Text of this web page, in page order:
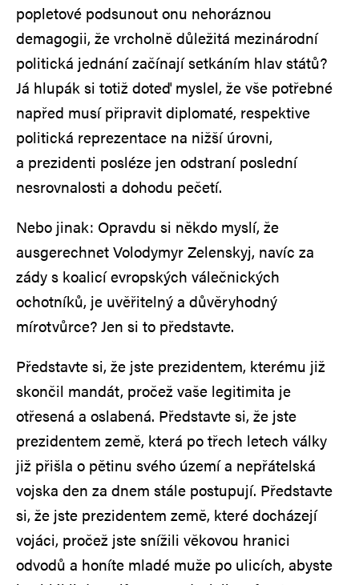
popletové podsunout onu nehoráznou
demagogii, že vrcholně důležitá mezinárodní
politická jednání začínají setkáním hlav států?
Já hlupák si totiž doteď myslel, že vše potřebné
napřed musí připravit diplomaté, respektive
politická reprezentace na nižší úrovni,
a prezidenti posléze jen odstraní poslední
nesrovnalosti a dohodu pečetí.
Nebo jinak: Opravdu si někdo myslí, že
ausgerechnet Volodymyr Zelenskyj, navíc za
zády s koalicí evropských válečnických
ochotníků, je uvěřitelný a důvěryhodný
mírotvůrce? Jen si to představte.
Představte si, že jste prezidentem, kterému již
skončil mandát, pročež vaše legitimita je
otřesená a oslabená. Představte si, že jste
prezidentem země, která po třech letech války
již přišla o pětinu svého území a nepřátelská
vojska den za dnem stále postupují. Představte
si, že jste prezidentem země, které docházejí
vojáci, pročež jste snížili věkovou hranici
odvodů a honíte mladé muže po ulicích, abyste